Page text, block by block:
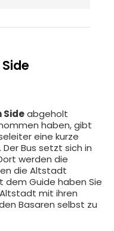
Sideabgeholt
haben, gibt
eine kurze
Bus setzt sich in
werden die
die Altstadt
dem Guide haben Sie
mit ihren
Basaren selbst zu